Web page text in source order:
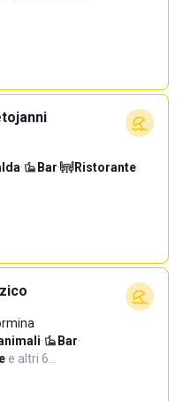
· Bar· Ristorante·
· Bar·
·e altri 6…